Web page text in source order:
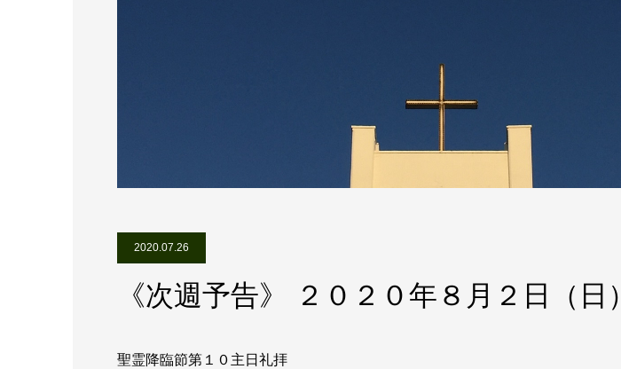
2020.07.26
《次週予告》 ２０２０年８月２日（日）
聖霊降臨節第１０主日礼拝